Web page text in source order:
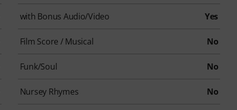
with Bonus Audio/Video Yes
Film Score / Musical No
Funk/Soul No
Nursey Rhymes No